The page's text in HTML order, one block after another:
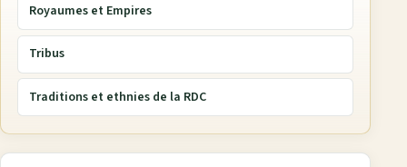
Royaumes et Empires
Tribus
Traditions et ethnies de la RDC